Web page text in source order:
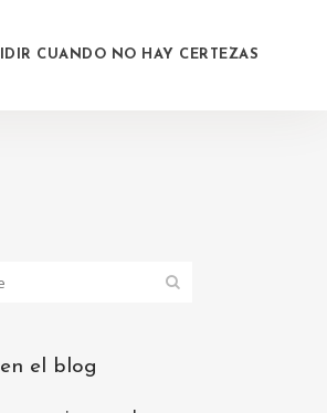
CUANDO NO HAY CERTEZAS
el blog